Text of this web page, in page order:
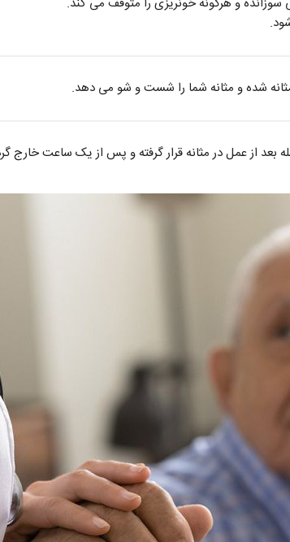
شده و مثانه شما را شست و شو می دهد.
بعد از عمل در مثانه قرار گرفته و پس از یک ساعت خارج